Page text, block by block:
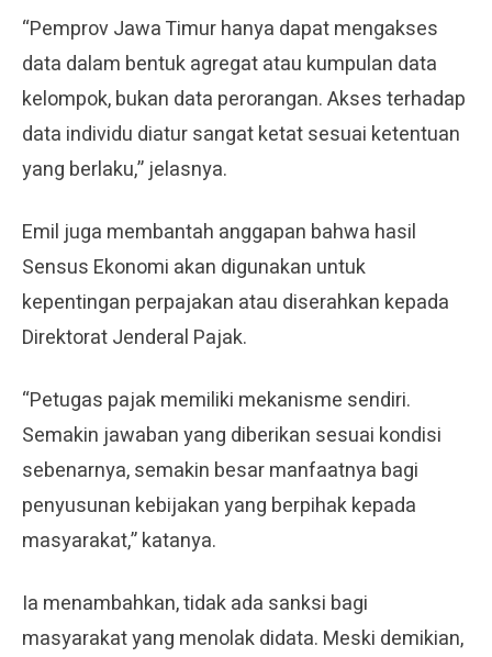
“Pemprov Jawa Timur hanya dapat mengakses
data dalam bentuk agregat atau kumpulan data
kelompok, bukan data perorangan. Akses terhadap
data individu diatur sangat ketat sesuai ketentuan
yang berlaku,” jelasnya.
Emil juga membantah anggapan bahwa hasil
Sensus Ekonomi akan digunakan untuk
kepentingan perpajakan atau diserahkan kepada
Direktorat Jenderal Pajak.
“Petugas pajak memiliki mekanisme sendiri.
Semakin jawaban yang diberikan sesuai kondisi
sebenarnya, semakin besar manfaatnya bagi
penyusunan kebijakan yang berpihak kepada
masyarakat,” katanya.
Ia menambahkan, tidak ada sanksi bagi
masyarakat yang menolak didata. Meski demikian,